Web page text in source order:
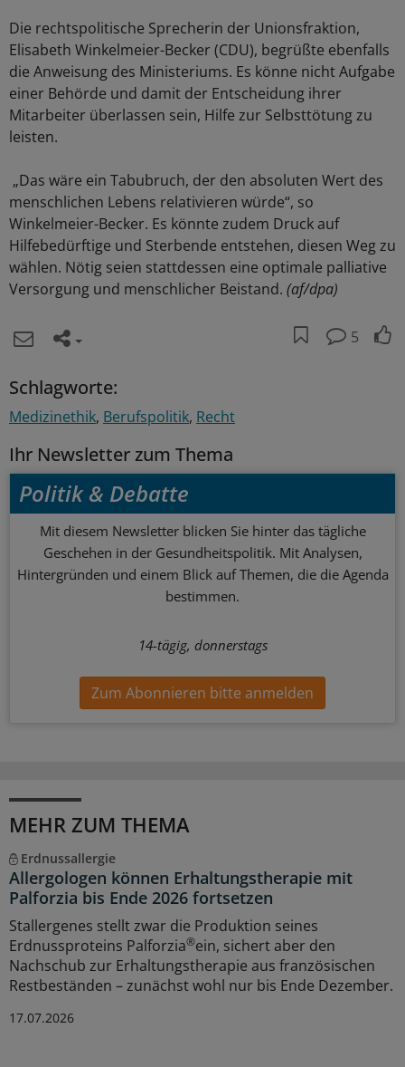
Die rechtspolitische Sprecherin der Unionsfraktion,
Elisabeth Winkelmeier-Becker (CDU), begrüßte ebenfalls
die Anweisung des Ministeriums. Es könne nicht Aufgabe
einer Behörde und damit der Entscheidung ihrer
Mitarbeiter überlassen sein, Hilfe zur Selbsttötung zu
leisten.
„Das wäre ein Tabubruch, der den absoluten Wert des
menschlichen Lebens relativieren würde“, so
Winkelmeier-Becker. Es könnte zudem Druck auf
Hilfebedürftige und Sterbende entstehen, diesen Weg zu
wählen. Nötig seien stattdessen eine optimale palliative
Versorgung und menschlicher Beistand. (af/dpa)
5
Schlagworte:
Medizinethik Berufspolitik Recht
Ihr Newsletter zum Thema
Politik & Debatte
Mit diesem Newsletter blicken Sie hinter das tägliche
Geschehen in der Gesundheitspolitik. Mit Analysen,
Hintergründen und einem Blick auf Themen, die die Agenda
bestimmen.
14-tägig, donnerstags
Zum Abonnieren bitte anmelden
MEHR ZUM THEMA
Erdnussallergie
Allergologen können Erhaltungstherapie mit
Palforzia bis Ende 2026 fortsetzen
Stallergenes stellt zwar die Produktion seines
Erdnussproteins Palforzia®ein, sichert aber den
Nachschub zur Erhaltungstherapie aus französischen
Restbeständen – zunächst wohl nur bis Ende Dezember.
17.07.2026